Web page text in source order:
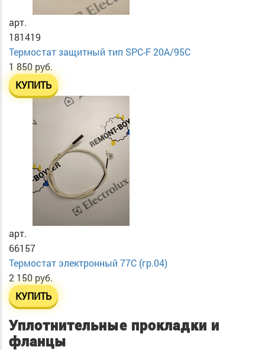
арт.
181419
Термостат защитный тип SPC-F 20A/95C
1 850 руб.
КУПИТЬ
арт.
66157
Термостат электронный 77C (гр.04)
2 150 руб.
КУПИТЬ
Уплотнительные прокладки и
фланцы